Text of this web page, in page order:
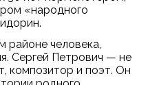
«народного
районе человека,
Сергей Петрович — не
композитор и поэт. Он